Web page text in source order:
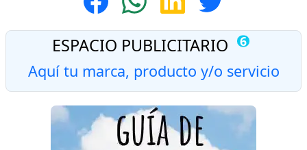
ESPACIO PUBLICITARIO 6Número
Aquí tu marca, producto y/o servicio